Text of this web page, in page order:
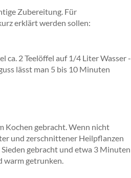
Zubereitung. Für
erklärt werden sollen:
ca. 2 Teelöffel auf 1/4 Liter Wasser -
lässt man 5 bis 10 Minuten
Kochen gebracht. Wenn nicht
und zerschnittener Heilpflanzen
gebracht und etwa 3 Minuten
warm getrunken.